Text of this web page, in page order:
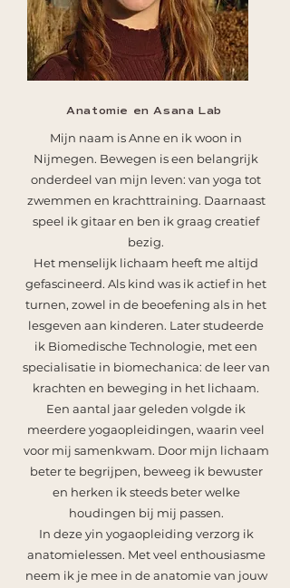
Anatomie en Asana Lab
Mijn naam is Anne en ik woon in
Nijmegen. Bewegen is een belangrijk
onderdeel van mijn leven: van yoga tot
zwemmen en krachttraining. Daarnaast
speel ik gitaar en ben ik graag creatief
bezig.
Het menselijk lichaam heeft me altijd
gefascineerd. Als kind was ik actief in het
turnen, zowel in de beoefening als in het
lesgeven aan kinderen. Later studeerde
ik Biomedische Technologie, met een
specialisatie in biomechanica: de leer van
krachten en beweging in het lichaam.
Een aantal jaar geleden volgde ik
meerdere yogaopleidingen, waarin veel
voor mij samenkwam. Door mijn lichaam
beter te begrijpen, beweeg ik bewuster
en herken ik steeds beter welke
houdingen bij mij passen.
In deze yin yogaopleiding verzorg ik
anatomielessen. Met veel enthousiasme
neem ik je mee in de anatomie van jouw